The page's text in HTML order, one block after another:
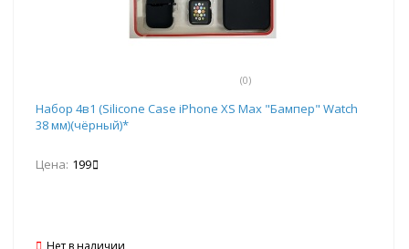
(0)
Набор 4в1 (Silicone Case iPhone XS Max "Бампер" Watch
38 мм)(чёрный)*
Цена: 199
Нет в наличии